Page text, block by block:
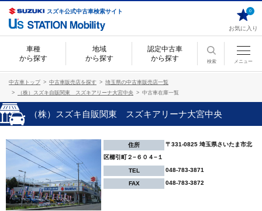
スズキ公式中古車検索サイト
お気に入り
0
車種
から探す
地域
から探す
認定中古車
から探す
検索 メニュー
中古車トップ 中古車販売店を探す
埼玉県の中古車販売店一覧
（株）スズキ自販関東 スズキアリーナ大宮中央
中古車在庫一覧
（株）スズキ自販関東 スズキアリーナ大宮中央
住所 〒331-0825 埼玉県さいたま市北
区櫛引町２−６０４−１
TEL 048-783-3871
FAX 048-783-3872